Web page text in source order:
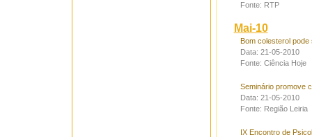
Fonte: RTP
Mai-10
Bom colesterol
Data: 21-05-2010
Fonte: Ciência Hoje
Seminário promove
Data: 21-05-2010
Fonte: Região Leiria
IX Encontro de